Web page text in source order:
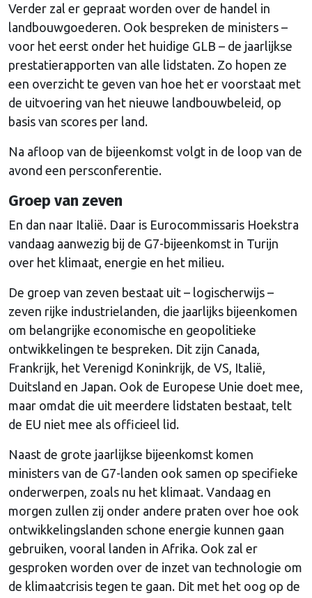
Verder zal er gepraat worden over de handel in
landbouwgoederen. Ook bespreken de ministers –
voor het eerst onder het huidige GLB – de jaarlijkse
prestatierapporten van alle lidstaten. Zo hopen ze
een overzicht te geven van hoe het er voorstaat met
de uitvoering van het nieuwe landbouwbeleid, op
basis van scores per land.
Na afloop van de bijeenkomst volgt in de loop van de
avond een persconferentie.
Groep van zeven
En dan naar Italië. Daar is Eurocommissaris Hoekstra
vandaag aanwezig bij de G7-bijeenkomst in Turijn
over het klimaat, energie en het milieu.
De groep van zeven bestaat uit – logischerwijs –
zeven rijke industrielanden, die jaarlijks bijeenkomen
om belangrijke economische en geopolitieke
ontwikkelingen te bespreken. Dit zijn Canada,
Frankrijk, het Verenigd Koninkrijk, de VS, Italië,
Duitsland en Japan. Ook de Europese Unie doet mee,
maar omdat die uit meerdere lidstaten bestaat, telt
de EU niet mee als officieel lid.
Naast de grote jaarlijkse bijeenkomst komen
ministers van de G7-landen ook samen op specifieke
onderwerpen, zoals nu het klimaat. Vandaag en
morgen zullen zij onder andere praten over hoe ook
ontwikkelingslanden schone energie kunnen gaan
gebruiken, vooral landen in Afrika. Ook zal er
gesproken worden over de inzet van technologie om
de klimaatcrisis tegen te gaan. Dit met het oog op de